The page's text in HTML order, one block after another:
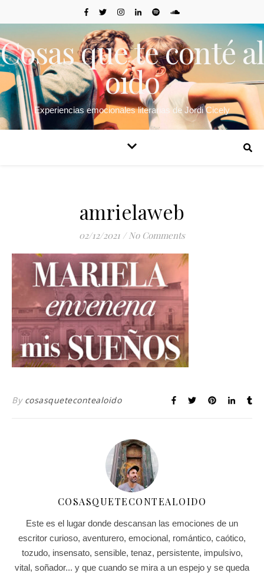
Cosas que te conté al
oído
Experiencias emocionales literarias de Jordi Cicely
amrielaweb
02/12/2021 / No Comments
By cosasquetecontealoido
COSASQUETECONTEALOIDO
Este es el lugar donde descansan las emociones de un
escritor curioso, aventurero, emocional, romántico, caótico,
tozudo, insensato, sensible, tenaz, persistente, impulsivo,
vital, soñador... y que cuando se mira a un espejo y se queda